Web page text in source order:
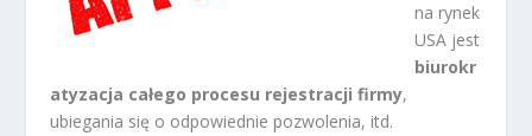
na rynek
USA jest
biurokr
atyzacja całego procesu rejestracji firmy,
ubiegania się o odpowiednie pozwolenia, itd.